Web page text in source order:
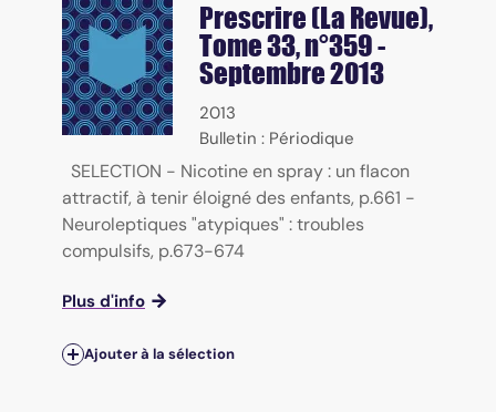
Prescrire (La Revue),
Tome 33, n°359 -
Septembre 2013
2013
Bulletin : Périodique
SELECTION - Nicotine en spray : un flacon
attractif, à tenir éloigné des enfants, p.661 -
Neuroleptiques "atypiques" : troubles
compulsifs, p.673-674
Plus d'info
Ajouter à la sélection